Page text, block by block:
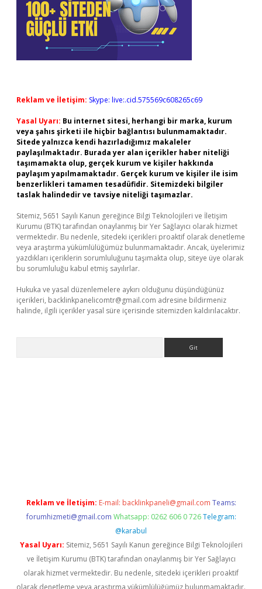
Reklam ve İletişim: Skype: live:.cid.575569c608265c69
Yasal Uyarı: Bu internet sitesi, herhangi bir marka, kurum
veya şahıs şirketi ile hiçbir bağlantısı bulunmamaktadır.
Sitede yalnızca kendi hazırladığımız makaleler
paylaşılmaktadır. Burada yer alan içerikler haber niteliği
taşımamakta olup, gerçek kurum ve kişiler hakkında
paylaşım yapılmamaktadır. Gerçek kurum ve kişiler ile isim
benzerlikleri tamamen tesadüfidir. Sitemizdeki bilgiler
taslak halindedir ve tavsiye niteliği taşımazlar.
Sitemiz, 5651 Sayılı Kanun gereğince Bilgi Teknolojileri ve İletişim
Kurumu (BTK) tarafından onaylanmış bir Yer Sağlayıcı olarak hizmet
vermektedir. Bu nedenle, sitedeki içerikleri proaktif olarak denetleme
veya araştırma yükümlülüğümüz bulunmamaktadır. Ancak, üyelerimiz
yazdıkları içeriklerin sorumluluğunu taşımakta olup, siteye üye olarak
bu sorumluluğu kabul etmiş sayılırlar.
Hukuka ve yasal düzenlemelere aykırı olduğunu düşündüğünüz
içerikleri, backlinkpanelicomtr@gmail.com adresine bildirmeniz
halinde, ilgili içerikler yasal süre içerisinde sitemizden kaldırılacaktır.
Reklam ve İletişim: E-mail: backlinkpaneli@gmail.com Teams:
forumhizmeti@gmail.com Whatsapp: 0262 606 0 726 Telegram:
@karabul
Yasal Uyarı: Sitemiz, 5651 Sayılı Kanun gereğince Bilgi Teknolojileri
ve İletişim Kurumu (BTK) tarafından onaylanmış bir Yer Sağlayıcı
olarak hizmet vermektedir. Bu nedenle, sitedeki içerikleri proaktif
olarak denetleme veya araştırma yükümlülüğümüz bulunmamaktadır.